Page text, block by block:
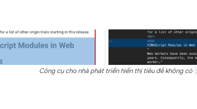
Công cụ cho nhà phát triển hiển thị tiêu đề không có